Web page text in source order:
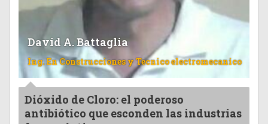
David A. Battaglia
Ing. En Construcciones y Tecnico electromecanico
Dióxido de Cloro: el poderoso
antibiótico que esconden las industrias